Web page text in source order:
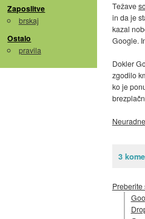
Zaposlitve
brskaj
Ostalo
pravila
Težave
in da je
kazal
Google.
Dokler
zgodilo
ko je
3